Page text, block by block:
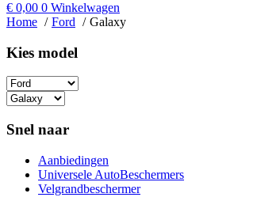
€ 0,00 0 Winkelwagen
Home
Ford Galaxy
Kies model​
Snel naar
Aanbiedingen
Universele AutoBeschermers
Velgrandbeschermer